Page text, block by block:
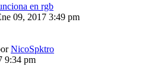
en rgb
09, 2017 3:49 pm
NicoSpktro
9:34 pm